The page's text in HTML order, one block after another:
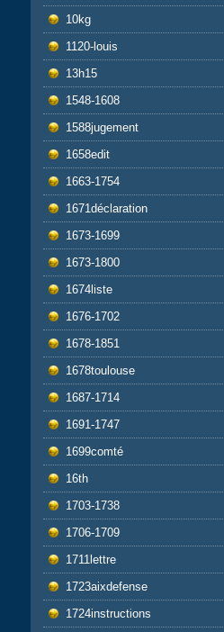
10kg
1120-louis
13h15
1548-1608
1588jugement
1658edit
1663-1754
1671déclaration
1673-1699
1673-1800
1674liste
1676-1702
1678-1851
1678toulouse
1687-1714
1691-1747
1699comté
16th
1703-1738
1706-1709
1711lettre
1723aixdefense
1724instructions